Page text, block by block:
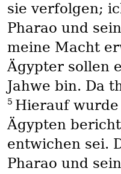
sie verfolgen;
Pharao und
meine Macht
Ägypter sollen
Jahwe bin. Da
5 Hierauf wurde
Ägypten
entwichen sei.
Pharao und